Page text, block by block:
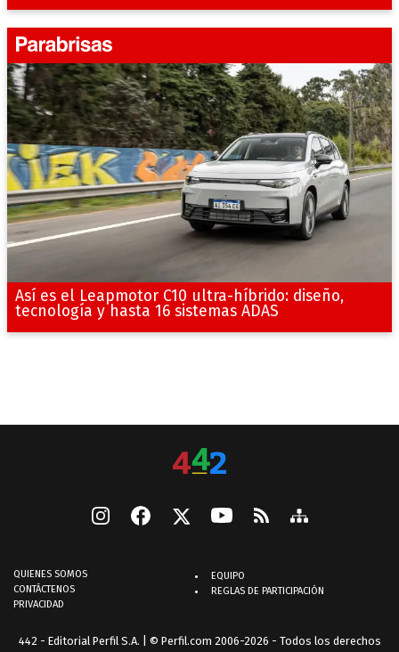
Así es el Leapmotor C10 ultra-híbrido: diseño,
tecnología y hasta 16 sistemas ADAS
QUIENES SOMOS
CONTÁCTENOS
PRIVACIDAD
EQUIPO
REGLAS DE PARTICIPACIÓN
442 - Editorial Perfil S.A. | © Perfil.com 2006-2026 - Todos los derechos